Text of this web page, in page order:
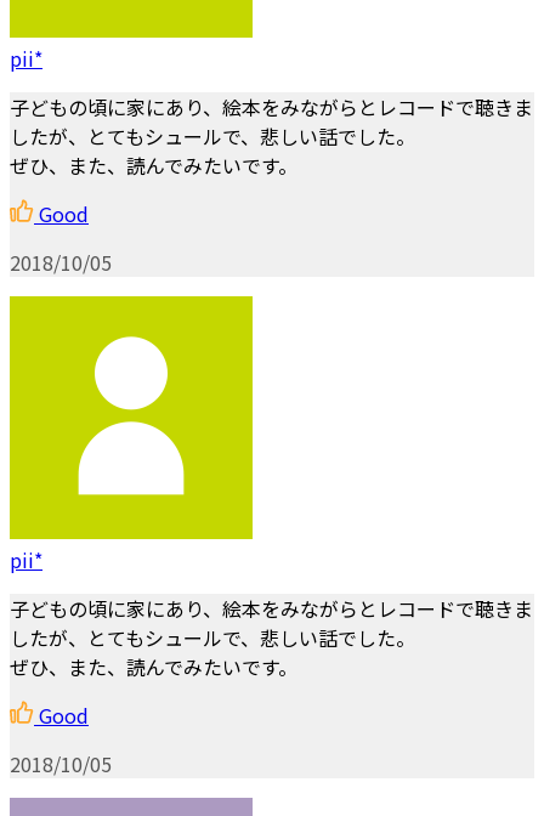
pii*
子どもの頃に家にあり、絵本をみながらとレコードで聴きま
したが、とてもシュールで、悲しい話でした。
ぜひ、また、読んでみたいです。
Good
2018/10/05
pii*
子どもの頃に家にあり、絵本をみながらとレコードで聴きま
したが、とてもシュールで、悲しい話でした。
ぜひ、また、読んでみたいです。
Good
2018/10/05